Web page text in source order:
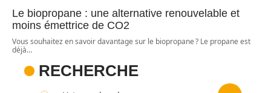
Le biopropane : une alternative renouvelable et
moins émettrice de CO2
Vous souhaitez en savoir davantage sur le biopropane ? Le propane est
déjà…
RECHERCHE